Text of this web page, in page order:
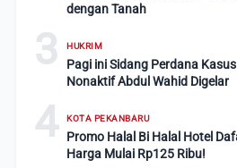
dengan Tanah
3 HUKRIM
Pagi ini Sidang Perdana
Nonaktif Abdul Wahid Digelar
4 KOTA PEKANBARU
Promo Halal Bi Halal Hotel
Harga Mulai Rp125 Ribu!